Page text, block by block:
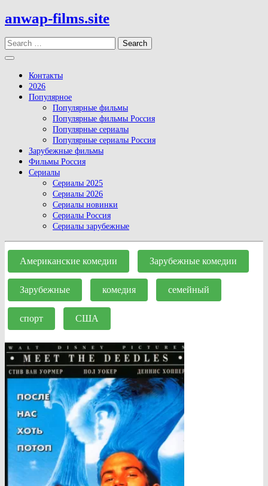
Skip
to
content
anwap-films.site
Search
Open
Button
Контакты
2026
Популярное
Популярные фильмы
Популярные фильмы Россия
Популярные сериалы
Популярные сериалы Россия
Зарубежные фильмы
Фильмы Россия
Сериалы
Сериалы 2025
Сериалы 2026
Сериалы новинки
Сериалы Россия
Сериалы зарубежные
Close
Button
Американские комедии Зарубежные комедии
Зарубежные комедия семейный
спорт США